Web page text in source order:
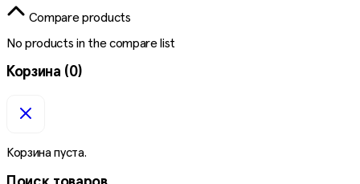
Compare products
No products in the compare list
Корзина (0)
Корзина пуста.